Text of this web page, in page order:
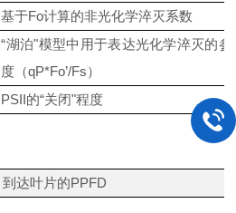
基于Fo计算的非光化学淬灭系数
“湖泊"模型中用于表达光化学淬灭的
度（qP*Fo’/Fs）
PSII的“关闭"程度
到达叶片的PPFD